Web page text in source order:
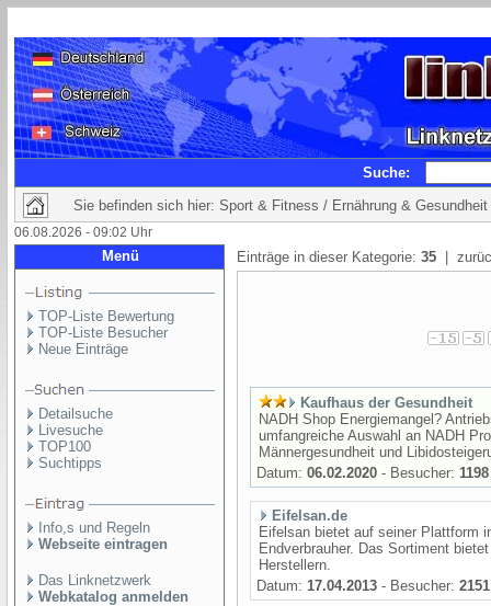
Suche:
Sie befinden sich hier: Sport & Fitness / Ernährung & Gesundheit
06.08.2026 - 09:02 Uhr
Menü
TOP-Liste Bewertung
TOP-Liste Besucher
Neue Einträge
Detailsuche
Livesuche
TOP100
Suchtipps
Info,s und Regeln
Webseite eintragen
Das Linknetzwerk
Webkatalog anmelden
Einträge in dieser Kategorie: 35 |
Kaufhaus der Gesundheit
NADH Shop Energiemangel?
umfangreiche Auswahl an NADH
Männergesundheit und
Datum: 06.02.2020 - Besucher: 1198
Eifelsan.de
Eifelsan bietet auf seiner Plattform
Endverbrauher. Das Sortiment
Herstellern.
Datum: 17.04.2013 - Besucher: 2151